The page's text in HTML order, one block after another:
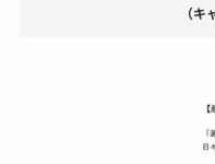
（キ